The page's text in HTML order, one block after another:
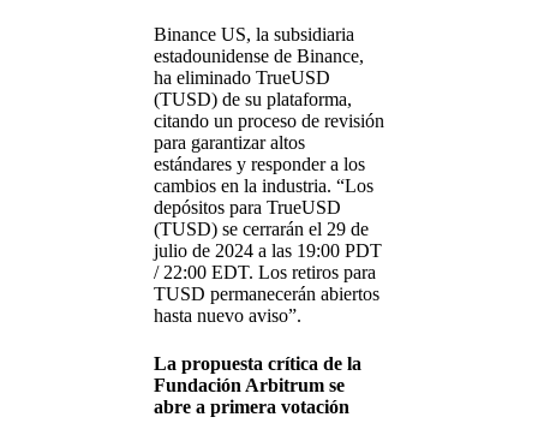
Binance US, la subsidiaria
estadounidense de Binance,
ha eliminado TrueUSD
(TUSD) de su plataforma,
citando un proceso de revisión
para garantizar altos
estándares y responder a los
cambios en la industria. “Los
depósitos para TrueUSD
(TUSD) se cerrarán el 29 de
julio de 2024 a las 19:00 PDT
/ 22:00 EDT. Los retiros para
TUSD permanecerán abiertos
hasta nuevo aviso”.
La propuesta crítica de la
Fundación Arbitrum se
abre a primera votación